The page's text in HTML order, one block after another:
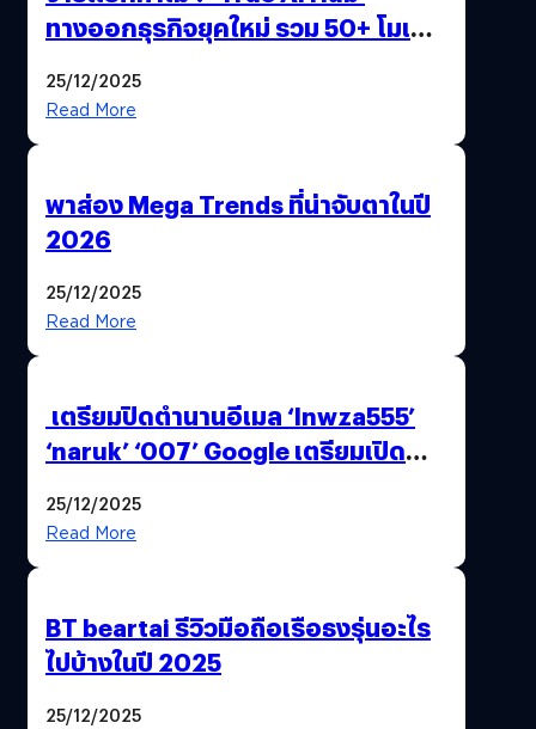
ทางออกธุรกิจยุคใหม่ รวม 50+ โมเดล
25/12/2025
Read More
พาส่อง Mega Trends ที่น่าจับตาในปี
2026
25/12/2025
Read More
เตรียมปิดตำนานอีเมล ‘lnwza555’
‘naruk’ ‘007’ Google เตรียมเปิด
25/12/2025
Read More
BT beartai รีวิวมือถือเรือธงรุ่นอะไร
ไปบ้างในปี 2025
25/12/2025